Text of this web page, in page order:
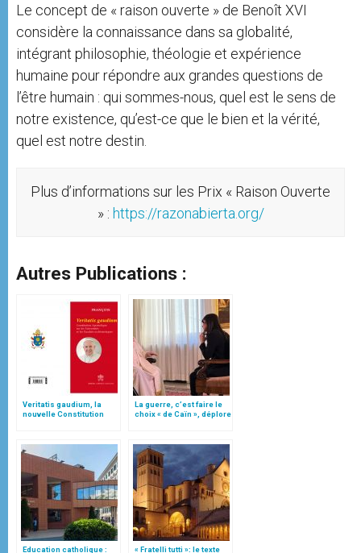
Le concept de « raison ouverte » de Benoît XVI
considère la connaissance dans sa globalité,
intégrant philosophie, théologie et expérience
humaine pour répondre aux grandes questions de
l’être humain : qui sommes-nous, quel est le sens de
notre existence, qu’est-ce que le bien et la vérité,
quel est notre destin.
Plus d’informations sur les Prix « Raison Ouverte
» : https://razonabierta.org/
Autres Publications :
Veritatis gaudium, la
nouvelle Constitution
La guerre, c’est faire le
choix « de Caïn », déplore
Education catholique :
« Fratelli tutti »: le texte